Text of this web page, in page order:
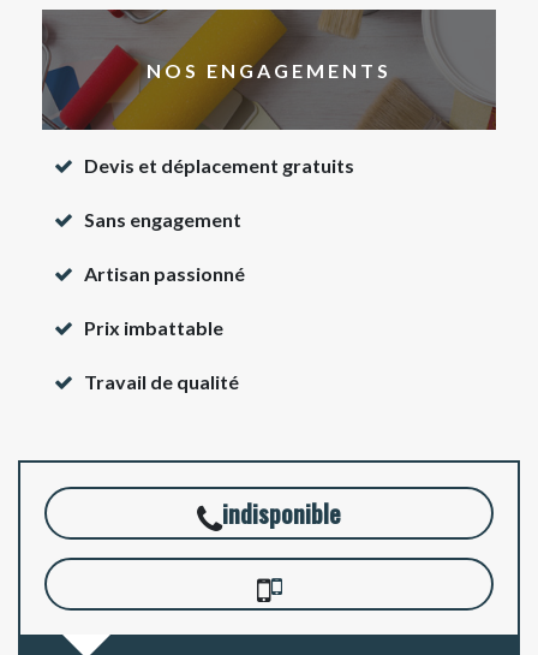
NOS ENGAGEMENTS
Devis et déplacement gratuits
Sans engagement
Artisan passionné
Prix imbattable
Travail de qualité
indisponible